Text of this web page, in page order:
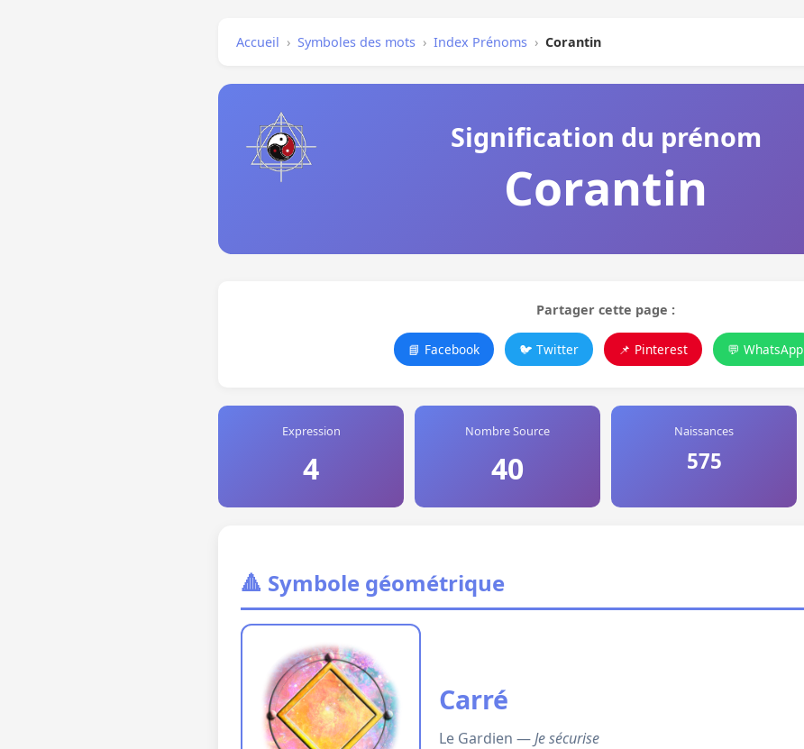
Accueil › Symboles des mots › Index Prénoms › Corantin
Signification du prénom
Corantin
Partager cette page :
📘 Facebook 🐦 Twitter 📌 Pinterest 💬 WhatsApp
Expression
4
Nombre Source
40
Naissances
575
🔺 Symbole géométrique
Carré
Le Gardien —Je sécurise